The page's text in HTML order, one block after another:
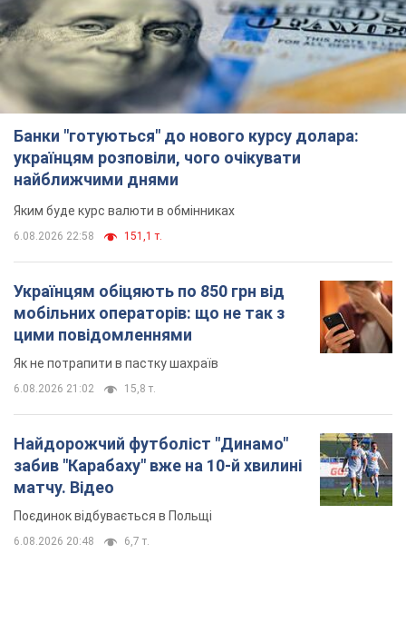
Банки "готуються" до нового курсу долара:
українцям розповіли, чого очікувати
найближчими днями
Яким буде курс валюти в обмінниках
6.08.2026 22:58 151,1 т.
Українцям обіцяють по 850 грн від
мобільних операторів: що не так з
цими повідомленнями
Як не потрапити в пастку шахраїв
6.08.2026 21:02 15,8 т.
Найдорожчий футболіст "Динамо"
забив "Карабаху" вже на 10-й хвилині
матчу. Відео
Поєдинок відбувається в Польщі
6.08.2026 20:48 6,7 т.